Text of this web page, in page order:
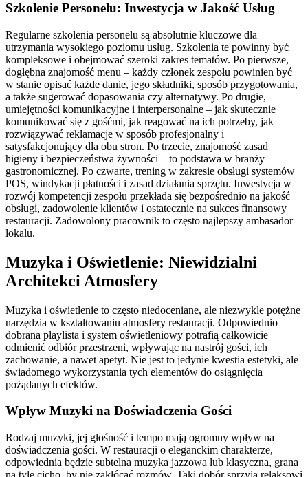
Szkolenie Personelu: Inwestycja w Jakość Usług
Regularne szkolenia personelu są absolutnie kluczowe dla
utrzymania wysokiego poziomu usług. Szkolenia te powinny być
kompleksowe i obejmować szeroki zakres tematów. Po pierwsze,
dogłębna znajomość menu – każdy członek zespołu powinien być
w stanie opisać każde danie, jego składniki, sposób przygotowania,
a także sugerować dopasowania czy alternatywy. Po drugie,
umiejętności komunikacyjne i interpersonalne – jak skutecznie
komunikować się z gośćmi, jak reagować na ich potrzeby, jak
rozwiązywać reklamacje w sposób profesjonalny i
satysfakcjonujący dla obu stron. Po trzecie, znajomość zasad
higieny i bezpieczeństwa żywności – to podstawa w branży
gastronomicznej. Po czwarte, trening w zakresie obsługi systemów
POS, windykacji płatności i zasad działania sprzętu. Inwestycja w
rozwój kompetencji zespołu przekłada się bezpośrednio na jakość
obsługi, zadowolenie klientów i ostatecznie na sukces finansowy
restauracji. Zadowolony pracownik to często najlepszy ambasador
lokalu.
Muzyka i Oświetlenie: Niewidzialni
Architekci Atmosfery
Muzyka i oświetlenie to często niedoceniane, ale niezwykle potężne
narzędzia w kształtowaniu atmosfery restauracji. Odpowiednio
dobrana playlista i system oświetleniowy potrafią całkowicie
odmienić odbiór przestrzeni, wpływając na nastrój gości, ich
zachowanie, a nawet apetyt. Nie jest to jedynie kwestia estetyki, ale
świadomego wykorzystania tych elementów do osiągnięcia
pożądanych efektów.
Wpływ Muzyki na Doświadczenia Gości
Rodzaj muzyki, jej głośność i tempo mają ogromny wpływ na
doświadczenia gości. W restauracji o eleganckim charakterze,
odpowiednia będzie subtelna muzyka jazzowa lub klasyczna, grana
na tyle cicho, by nie zakłócać rozmów. Taki dobór sprzyja relaksowi